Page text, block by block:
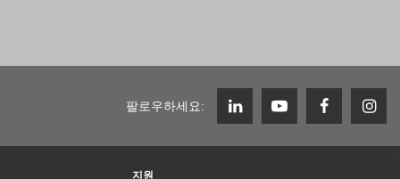
팔로우하세요:
지원